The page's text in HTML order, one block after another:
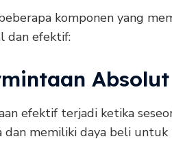
komponen yang
dan efektif:
Absolut
efektif terjadi ketika
dan memiliki daya beli